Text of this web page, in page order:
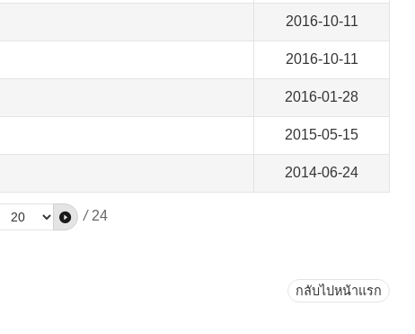
2016-10-11
2016-10-11
2016-01-28
2015-05-15
2014-06-24
/ 24
กลับไปหน้าแรก